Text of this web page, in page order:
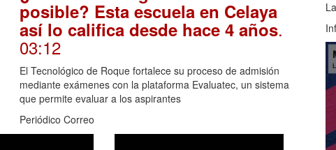
posible? Esta escuela en Celaya
así lo califica desde hace 4 años.
03:12
El Tecnológico de Roque fortalece su proceso de admisión
mediante exámenes con la plataforma Evaluatec, un sistema
que permite evaluar a los aspirantes
Periódico Correo